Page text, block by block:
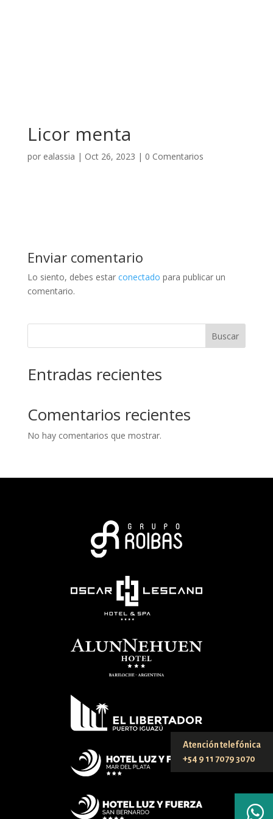
Licor menta
por ealassia | Oct 26, 2023 | 0 Comentarios
Enviar comentario
Lo siento, debes estar conectado para publicar un
comentario.
Buscar
Entradas recientes
Comentarios recientes
No hay comentarios que mostrar.
Atención telefónica
+54 9 11 7079 3070
